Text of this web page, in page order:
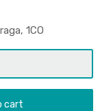
1CO
cart